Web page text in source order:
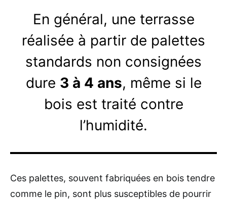
En général, une terrasse
réalisée à partir de palettes
standards non consignées
dure 3 à 4 ans, même si le
bois est traité contre
l’humidité.
Ces palettes, souvent fabriquées en bois tendre
comme le pin, sont plus susceptibles de pourrir